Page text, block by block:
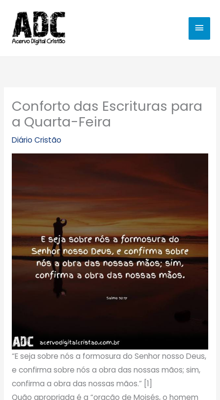
para
conteúdo
Conforto das Escrituras para
a Quarta-Feira
Diário Cristão
“E seja sobre nós a formosura do Senhor nosso Deus,
e confirma sobre nós a obra das nossas mãos; sim,
confirma a obra das nossas mãos.” [1]
Quão apropriada é a “oração de Moisés, o homem